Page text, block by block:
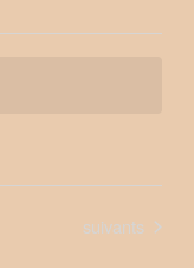
Évènements
suivants